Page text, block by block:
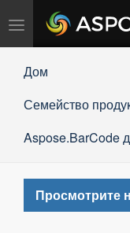
Переключить
навигацию
Дом
Семейство
Aspose.BarCode
Просмотрите